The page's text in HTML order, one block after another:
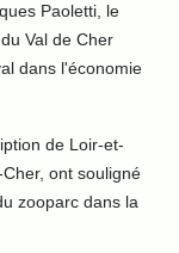
Paoletti, le
Val de Cher
dans l'économie
de Loir-et-
ont souligné
zooparc dans la